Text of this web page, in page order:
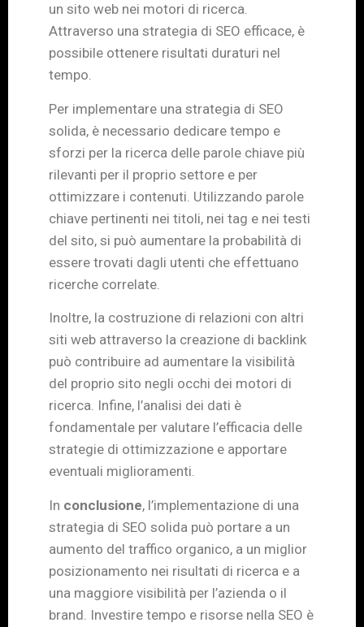
un sito web nei motori di ricerca.
Attraverso una strategia di SEO efficace, è
possibile ottenere risultati duraturi nel
tempo.
Per implementare una strategia di SEO
solida, è necessario dedicare tempo e
sforzi per la ricerca delle parole chiave più
rilevanti per il proprio settore e per
ottimizzare i contenuti. Utilizzando parole
chiave pertinenti nei titoli, nei tag e nei testi
del sito, si può aumentare la probabilità di
essere trovati dagli utenti che effettuano
ricerche correlate.
Inoltre, la costruzione di relazioni con altri
siti web attraverso la creazione di backlink
può contribuire ad aumentare la visibilità
del proprio sito negli occhi dei motori di
ricerca. Infine, l’analisi dei dati è
fondamentale per valutare l’efficacia delle
strategie di ottimizzazione e apportare
eventuali miglioramenti.
In conclusione, l’implementazione di una
strategia di SEO solida può portare a un
aumento del traffico organico, a un miglior
posizionamento nei risultati di ricerca e a
una maggiore visibilità per l’azienda o il
brand. Investire tempo e risorse nella SEO è